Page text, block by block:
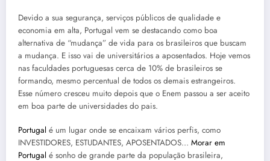
Devido a sua segurança, serviços públicos de qualidade e
economia em alta, Portugal vem se destacando como boa
alternativa de “mudança” de vida para os brasileiros que buscam
a mudança. E isso vai de universitários a aposentados. Hoje vemos
nas faculdades portuguesas cerca de 10% de brasileiros se
formando, mesmo percentual de todos os demais estrangeiros.
Esse número cresceu muito depois que o Enem passou a ser aceito
em boa parte de universidades do pais.
Portugal é um lugar onde se encaixam vários perfis, como
INVESTIDORES, ESTUDANTES, APOSENTADOS… Morar em
Portugal é sonho de grande parte da população brasileira,